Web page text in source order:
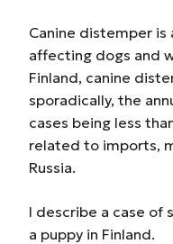
Canine distemper is
affecting dogs and
Finland, canine
sporadically, the
cases being less
related to imports,
Russia.
I describe a case of
a puppy in Finland.